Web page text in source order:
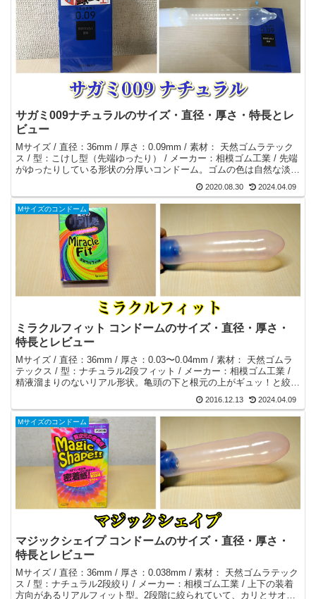
サガミ009ナチュラルのサイズ・直径・厚さ・特長とレ
ビュー
Mサイズ / 直径：36mm / 厚さ：0.09mm / 素材： 天然ゴムラテック
ス / 型：こけし型（先端ゆったり） / メーカー：相模ゴム工業 / 先端
がゆったりしている形状の分厚いコンドーム。ゴムの色は自然な淡黄
2020.08.30 2024.04.09
Mサイズのコンドーム
ミラクルフィット コンドームのサイズ・直径・厚さ・
特長とレビュー
Mサイズ / 直径：36mm / 厚さ：0.03〜0.04mm / 素材： 天然ゴムラ
テックス / 型：ナチュラル2段フィット / メーカー：相模ゴム工業 /
精液溜まりのないリアル形状。亀頭の下と根元の上がギュッ！と絞ら
2016.12.13 2024.04.09
Mサイズのコンドーム
マジックシェイプ コンドームのサイズ・直径・厚さ・
特長とレビュー
Mサイズ / 直径：36mm / 厚さ：0.038mm / 素材： 天然ゴムラテック
ス / 型：ナチュラル2段絞り / メーカー：相模ゴム工業 / 上下の装着
方向があるリアルフィット型。2段階に絞られていて、カリとサオの